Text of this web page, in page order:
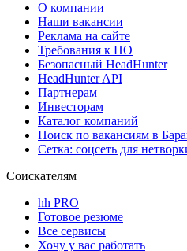
О компании
Наши вакансии
Реклама на сайте
Требования к ПО
Безопасный HeadHunter
HeadHunter API
Партнерам
Инвесторам
Каталог компаний
Поиск по вакансиям в
Сетка: соцсеть для
Соискателям
hh PRO
Готовое резюме
Все сервисы
Хочу у вас работать